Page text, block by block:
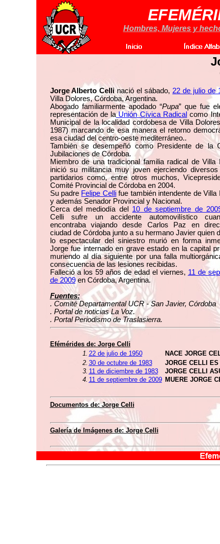
Hombres, Mujeres y
Jorge Alberto Cellinació el sábado, 22 de julio de
Villa Dolores, Córdoba, Argentina.
Abogado familiarmente apodado “Pupa” que fue
representación de laUnión Cívica Radical como
Municipal de la localidad cordobesa de Villa
1987) marcando de esa manera el retorno
esa ciudad del centro-oeste mediterráneo..
También se desempeñó como Presidente de la
Jubilaciones de Córdoba.
Miembro de una tradicional familia radical de Villa
inició su militancia muy joven ejerciendo
partidarios como, entre otros muchos,
Comité Provincial de Córdoba en 2004.
Su padre Felipe Cellifue también intendente de Villa
y además Senador Provincial y Nacional.
Cerca del mediodía del 10 de septiembre de
Celli sufre un accidente automovilístico
encontraba viajando desde Carlos Paz en
ciudad de Córdoba junto a su hermano Javier quien
lo espectacular del siniestro murió en forma
Jorge fue internado en grave estado en la capital
muriendo al día siguiente por una falla
consecuencia de las lesiones recibidas.
Falleció a los 59 años de edad el viernes, 11 de
de 2009en Córdoba, Argentina.
Fuentes:
. Comité Departamental UCR - San Javier, Córdoba
. Portal de noticias La Voz.
. Portal Periodismo de Traslasierra.
Efémérides de: Jorge Celli
1. 22 de julio de 1950
NACE JORGE
2. 30 de octubre de 1983
JORGE CELLI
3. 11 de diciembre de 1983
JORGE CELLI
4. 11 de septiembre de 2009 MUERE JORGE
Documentos de: Jorge Celli
Galería de Imágenes de: Jorge Celli